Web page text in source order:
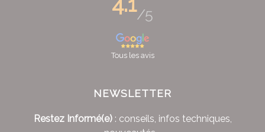
/5
Tous les avis
NEWSLETTER
Restez Informé(e): conseils, infos techniques,